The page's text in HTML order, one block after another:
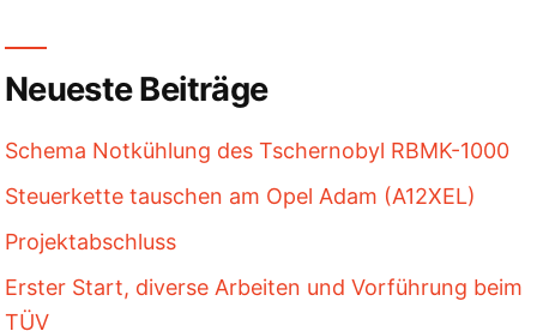
Neueste Beiträge
Schema Notkühlung des Tschernobyl RBMK-1000
Steuerkette tauschen am Opel Adam (A12XEL)
Projektabschluss
Erster Start, diverse Arbeiten und Vorführung beim
TÜV